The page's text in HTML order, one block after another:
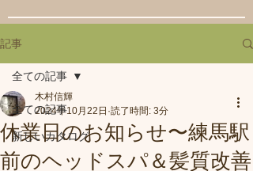
記事
全ての記事
新しいカタログ
全ての記事
休業日のお知らせ〜練馬駅
前のヘッドスパ＆髪質改善
木村信輝
2024年10月22日 読了時間: 3分